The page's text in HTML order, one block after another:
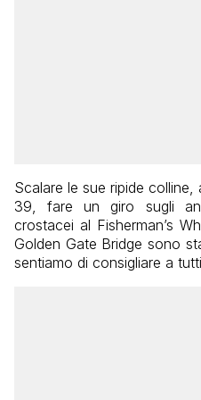
Scalare le sue ripide colline,
39, fare un giro sugli
crostacei al Fisherman’s
Golden Gate Bridge sono
sentiamo di consigliare a